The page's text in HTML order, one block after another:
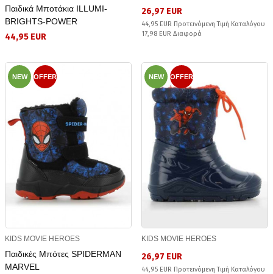
Παιδικά Μποτάκια ILLUMI-
BRIGHTS-POWER
44,95 EUR
26,97 EUR
44,95 EUR Προτεινόμενη Τιμή Καταλόγου
17,98 EUR Διαφορά
NEW OFFER
KIDS MOVIE HEROES
Παιδικές Μπότες SPIDERMAN
MARVEL
NEW OFFER
KIDS MOVIE HEROES
26,97 EUR
44,95 EUR Προτεινόμενη Τιμή Καταλόγου